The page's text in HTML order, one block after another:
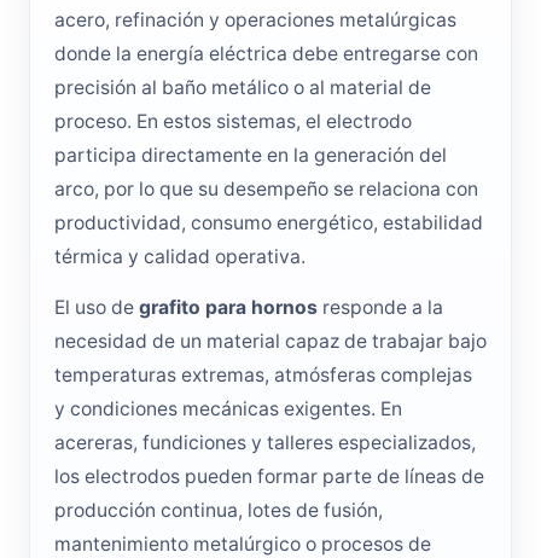
acero, refinación y operaciones metalúrgicas
donde la energía eléctrica debe entregarse con
precisión al baño metálico o al material de
proceso. En estos sistemas, el electrodo
participa directamente en la generación del
arco, por lo que su desempeño se relaciona con
productividad, consumo energético, estabilidad
térmica y calidad operativa.
El uso de grafito para hornos responde a la
necesidad de un material capaz de trabajar bajo
temperaturas extremas, atmósferas complejas
y condiciones mecánicas exigentes. En
acereras, fundiciones y talleres especializados,
los electrodos pueden formar parte de líneas de
producción continua, lotes de fusión,
mantenimiento metalúrgico o procesos de